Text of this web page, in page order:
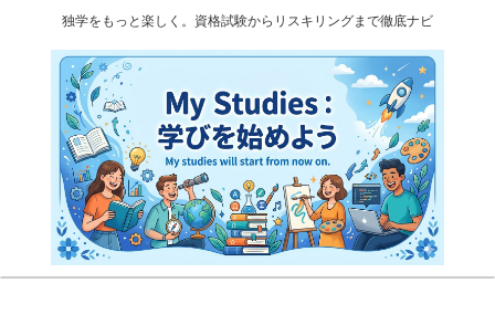
独学をもっと楽しく。資格試験からリスキリングまで徹底ナビ